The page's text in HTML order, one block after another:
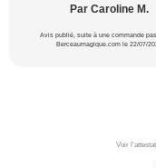
Par Caroline M.
Avis publié, suite à une commande
Berceaumagique.com le 22/07/
Voir